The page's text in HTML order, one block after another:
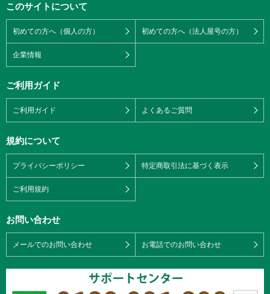
このサイトについて
初めての方へ（個人の方） 初めての方へ（法人屋号の方）
企業情報
ご利用ガイド
ご利用ガイド よくあるご質問
規約について
プライバシーポリシー 特定商取引法に基づく表示
ご利用規約
お問い合わせ
メールでのお問い合わせ お電話でのお問い合わせ